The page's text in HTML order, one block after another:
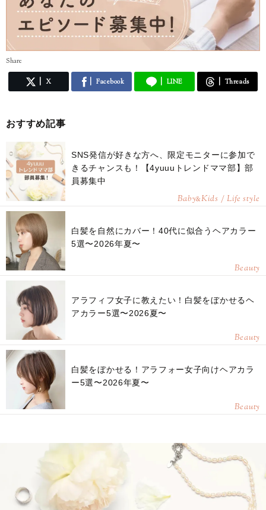
Share
X Facebook LINE Threads
おすすめ記事
SNS発信が好きな方へ、限定モニターに参加で
きるチャンスも！【4yuuuトレンドママ部】部
員募集中
Baby&Kids / Life style
白髪を自然にカバー！40代に似合うヘアカラー
5選〜2026年夏〜
Beauty
アラフィフ女子に教えたい！白髪をぼかせるヘ
アカラー5選〜2026夏〜
Beauty
白髪をぼかせる！アラフォー女子向けヘアカラ
ー5選〜2026年夏〜
Beauty